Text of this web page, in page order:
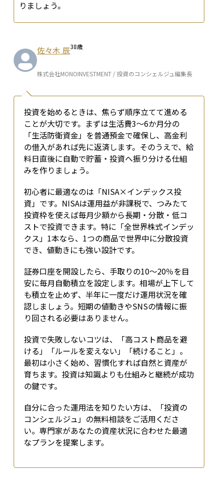
りましょう。
佐々木 辰38歳
株式会社MONOINVESTMENT / 投資のコンシェルジュ編集長
投資を始めるときは、焦らず順序立てて進める
ことが大切です。まずは生活費3〜6か月分の
「生活防衛資金」を普通預金で確保し、高金利
の借入があれば先に返済します。そのうえで、給
料日直後に自動で貯蓄・投資へ振り分ける仕組
みを作りましょう。
初心者に最適なのは「NISA×インデックス投
資」です。NISAは運用益が非課税で、つみたて
投資枠を使えば毎月少額から長期・分散・低コ
ストで投資できます。特に「全世界株式インデッ
クス」1本なら、1つの商品で世界中に分散投資
でき、値動きにも強い設計です。
証券口座を開設したら、手取りの10〜20％を目
安に毎月自動積立を設定します。相場が上下して
も積立を止めず、半年に一度だけ運用状況を確
認しましょう。短期の値動きやSNSの情報に振
り回される必要はありません。
投資で失敗しないコツは、「高コスト商品を避
ける」「ルールを変えない」「続けること」。
最初は小さく始め、習慣化すれば自然と資産が
育ちます。投資は知識よりも仕組みと継続が成功
の鍵です。
自分に合った運用法を知りたい方は、「投資の
コンシェルジュ」の無料相談をご活用くださ
い。専門家があなたの資産状況に合わせた最適
なプランを提案します。